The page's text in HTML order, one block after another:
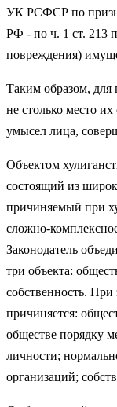
УК РСФСР по
РФ - по ч. 1 ст. 213
повреждения)
Таким образом, для
не столько место
умысел лица,
Объектом
состоящий из
причиняемый при
сложно-
Законодатель
три объекта:
собственность.
причиняется:
обществе порядку
личности;
организаций;